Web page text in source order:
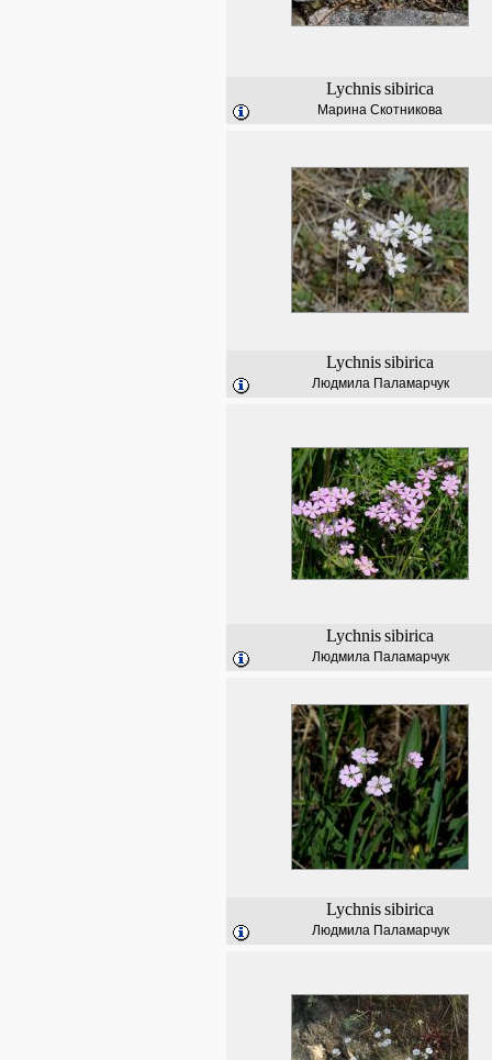
Lychnissibirica
Марина Скотникова
Lychnissibirica
Людмила Паламарчук
Lychnissibirica
Людмила Паламарчук
Lychnissibirica
Людмила Паламарчук